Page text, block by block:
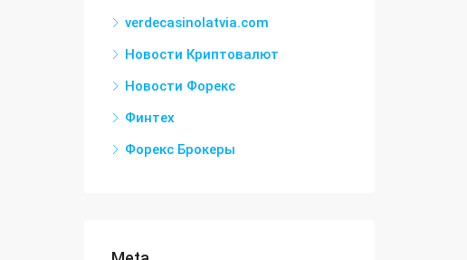
verdecasinolatvia.com
Новости Криптовалют
Новости Форекс
Финтех
Форекс Брокеры